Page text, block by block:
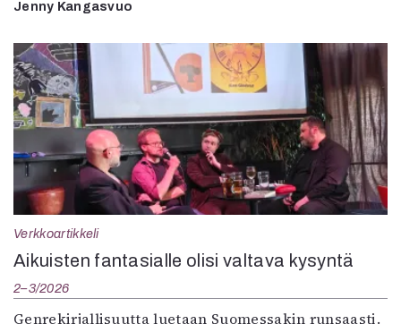
Jenny Kangasvuo
Verkkoartikkeli
Aikuisten fantasialle olisi valtava kysyntä
2–3/2026
Genrekirjallisuutta luetaan Suomessakin runsaasti.